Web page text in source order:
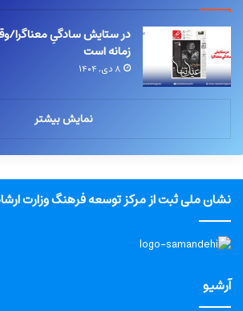
در ستایش سادگیِ معناگرا/
زمانه است
۸ دی, ۱۴۰۴
نمایش بیشتر
نشان ملی ثبت از مرکز توسعه فرهنگ وزارت
آرشیو